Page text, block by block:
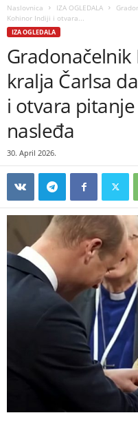
Naslovnica IZA OGLEDALA
Kohinor Indiji i otvara...
IZA OGLEDALA
kralja Čarlsa
i otvara
nasleđa
30. April 2026.